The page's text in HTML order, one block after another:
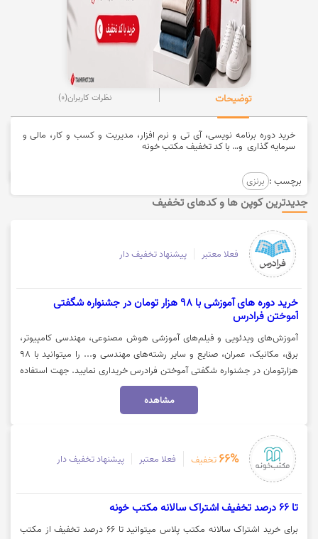
توضیحات نظرات کاربران(0)
خرید دوره برنامه نویسی، آی تی و نرم افزار، مدیریت و کسب و کار، مالی و
سرمایه گذاری و… با کد تخفیف مکتب خونه
برچسب : برنزی
جدیدترین کوپن ها و کدهای تخفیف
فعلا معتبر پیشنهاد تخفیف دار
خرید دوره های آموزشی با 98 هزار تومان در جشنواره شگفتی
آموختن فرادرس
آموزش‌های ویدئویی و فیلم‌های آموزشی هوش مصنوعی، مهندسی کامپیوتر،
برق، مکانیک، عمران، صنایع و سایر رشته‌های مهندسی و... را میتوانید با 98
هزارتومان در جشنواره شگفتی آموختن فرادرس خریداری نمایید. جهت استفاده
از تخفیف روی گزینه "خرید کنید" کلیک نمایید.
مشاهده
66% تخفیف فعلا معتبر پیشنهاد تخفیف دار
تا 66 درصد تخفیف اشتراک سالانه مکتب خونه
برای خرید اشتراک سالانه مکتب پلاس میتوانید تا 66 درصد تخفیف از مکتب